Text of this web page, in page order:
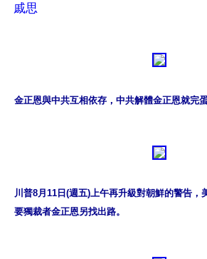
戚思
金正恩與中共互相依存，中共解體金正恩就完
川普8月11日(週五)上午再升級對朝鮮的警告，
要獨裁者金正恩另找出路。